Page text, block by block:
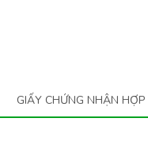
GIẤY CHỨNG NHẬN